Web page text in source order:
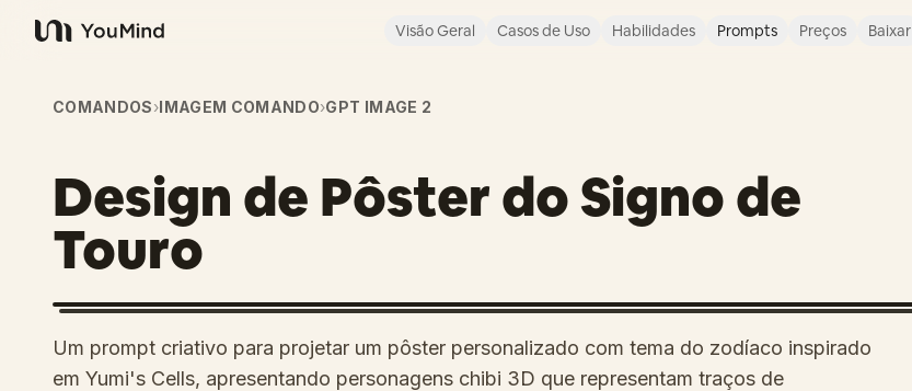
YouMind
Visão Geral Casos de Uso Habilidades Prompts Preços Baixar
COMANDOS›IMAGEM COMANDO›GPT IMAGE 2
Design de Pôster do Signo de
Touro
Um prompt criativo para projetar um pôster personalizado com tema do zodíaco inspirado
em Yumi's Cells, apresentando personagens chibi 3D que representam traços de